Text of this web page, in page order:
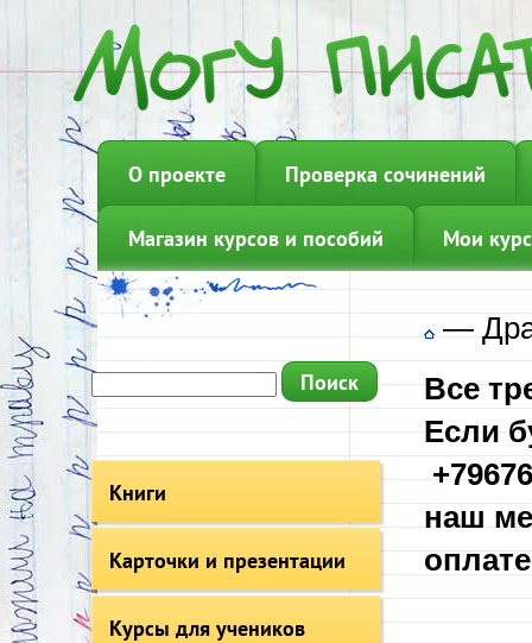
О проекте Проверка сочинений
Магазин курсов и пособий Мои
Книги
Карточки и презентации
Курсы для учеников
—
Все
Если
наш